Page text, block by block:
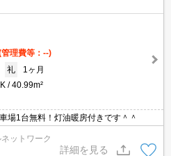
管理費等：--)
礼
1ヶ月
40.99m²
場1台無料！灯油暖房付きです＾＾
ットワーク
詳細を見る